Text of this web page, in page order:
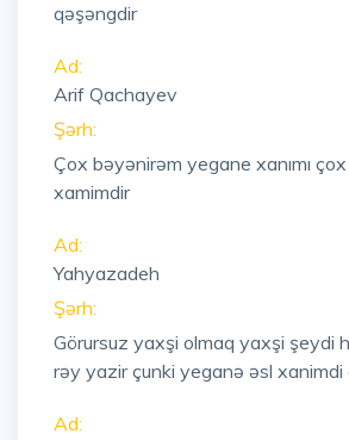
qəşəngdir
Ad:
Arif Qachayev
Şərh:
Çox bəyənirəm yegane xanımı
xamimdir
Ad:
Yahyazadeh
Şərh:
Görursuz yaxşi olmaq yaxşi şeydi
rəy yazir çunki yeganə əsl xanimdi
Ad: